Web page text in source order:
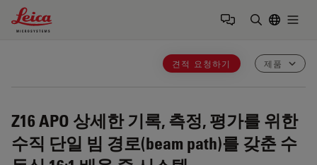
Leica Microsystems Logo
견적 요청하기 제품
Z16 APO 상세한 기록, 측정, 평가를 위한
수직 단일 빔 경로(beam path)를 갖춘 수